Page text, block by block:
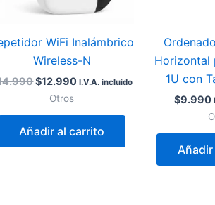
WiFi Inalámbrico
Wireless-N
$12.990 I.V.A. incluido
Otros
Añadir al carrito
Horizontal
1U con
$9.990